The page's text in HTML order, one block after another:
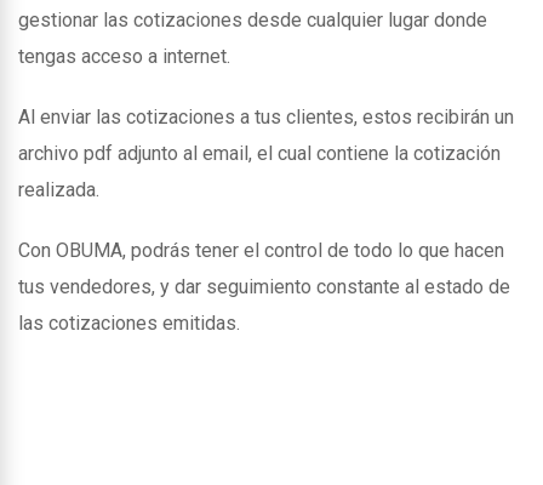
gestionar las cotizaciones desde cualquier lugar donde
tengas acceso a internet.
Al enviar las cotizaciones a tus clientes, estos recibirán un
archivo pdf adjunto al email, el cual contiene la cotización
realizada.
Con OBUMA, podrás tener el control de todo lo que hacen
tus vendedores, y dar seguimiento constante al estado de
las cotizaciones emitidas.